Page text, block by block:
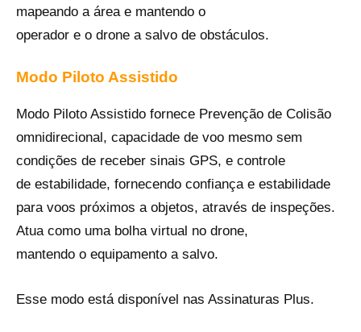
mapeando a área e mantendo o
operador e o drone a salvo de obstáculos.
Modo Piloto Assistido
Modo Piloto Assistido fornece Prevenção de Colisão
omnidirecional, capacidade de voo mesmo sem
condições de receber sinais GPS, e controle
de estabilidade, fornecendo confiança e estabilidade
para voos próximos a objetos, através de inspeções.
Atua como uma bolha virtual no drone,
mantendo o equipamento a salvo.
Esse modo está disponível nas Assinaturas Plus.